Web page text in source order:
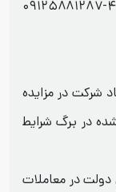
موضوع مزایده: ۴۲۱۳۷۲۳۳ - ۴۲۱۳۷۲۵۲-۰۹۱۲۵۸۸۱۲۸۷
شرکت در مزایده
در برگ شرایط
دولت در معاملات